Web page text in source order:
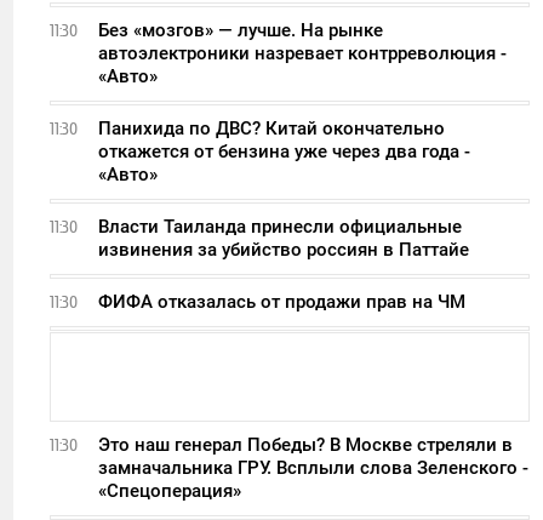
11:30
Без «мозгов» — лучше. На рынке
автоэлектроники назревает контрреволюция -
«Авто»
11:30
Панихида по ДВС? Китай окончательно
откажется от бензина уже через два года -
«Авто»
11:30
Власти Таиланда принесли официальные
извинения за убийство россиян в Паттайе
11:30 ФИФА отказалась от продажи прав на ЧМ
11:30
Это наш генерал Победы? В Москве стреляли в
замначальника ГРУ. Всплыли слова Зеленского -
«Спецоперация»